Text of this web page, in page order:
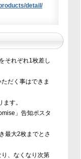
detail/
それぞれ1枚差し
だく事はできま
す。
」告知ポスタ
最大2枚までとさ
、なくなり次第